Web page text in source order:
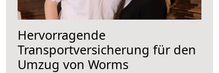
Hervorragende
Transportversicherung für den
Umzug von Worms